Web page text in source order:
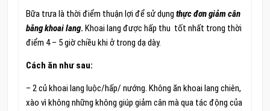
Bữa trưa là thời điểm thuận lợi để sử dụng thực đơn giảm cân
bằng khoai lang. Khoai lang được hấp thu tốt nhất trong thời
điểm 4 – 5 giờ chiều khi ở trong dạ dày.
Cách ăn như sau:
– 2 củ khoai lang luộc/hấp/ nướng. Không ăn khoai lang chiên,
xào vì không những không giúp giảm cân mà qua tác động của